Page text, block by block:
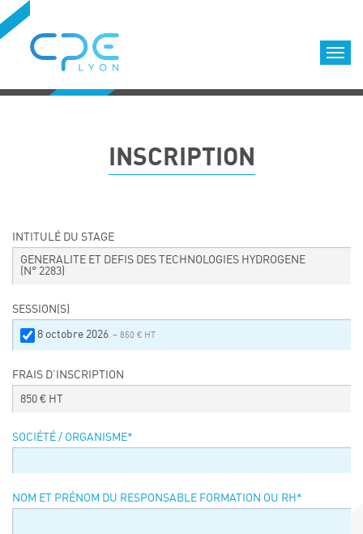
Formations diplômantes
Equipe
Nous choisir
LOCATION DE SALLES DE FORMATION
Accès
Événements
FRENCH-CHINESE CONFERENCE ON GREEN
INSCRIPTION
INTITULÉ DU STAGE
GENERALITE ET DEFIS DES TECHNOLOGIES HYDROGENE
(N° 2283)
SESSION(S)
8 octobre 2026 – 850 € HT
FRAIS D’INSCRIPTION
850 € HT
SOCIÉTÉ / ORGANISME*
NOM ET PRÉNOM DU RESPONSABLE FORMATION OU RH *
Cookies management panel